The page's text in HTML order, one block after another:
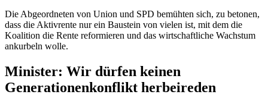
Die Abgeordneten von Union und SPD bemühten sich, zu betonen,
dass die Aktivrente nur ein Baustein von vielen ist, mit dem die
Koalition die Rente reformieren und das wirtschaftliche Wachstum
ankurbeln wolle.
Minister: Wir dürfen keinen
Generationenkonflikt herbeireden